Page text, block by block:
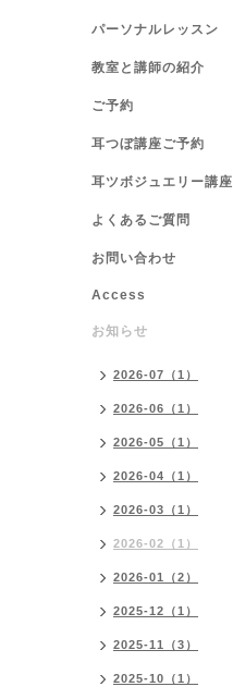
パーソナルレッスン
教室と講師の紹介
ご予約
耳つぼ講座ご予約
耳ツボジュエリー講座
よくあるご質問
お問い合わせ
Access
お知らせ
2026-07（1）
2026-06（1）
2026-05（1）
2026-04（1）
2026-03（1）
2026-02（1）
2026-01（2）
2025-12（1）
2025-11（3）
2025-10（1）